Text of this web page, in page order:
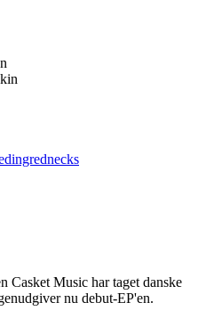
Casket Music har taget danske
nu debut-EP'en.